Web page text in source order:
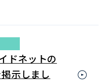
ドネットの
示しまし